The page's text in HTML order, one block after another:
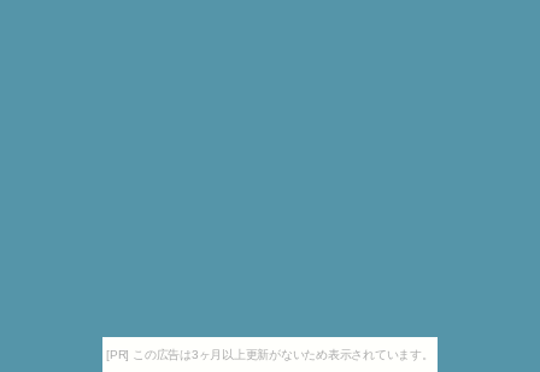
[PR] この広告は3ヶ月以上更新がないため表示されています。